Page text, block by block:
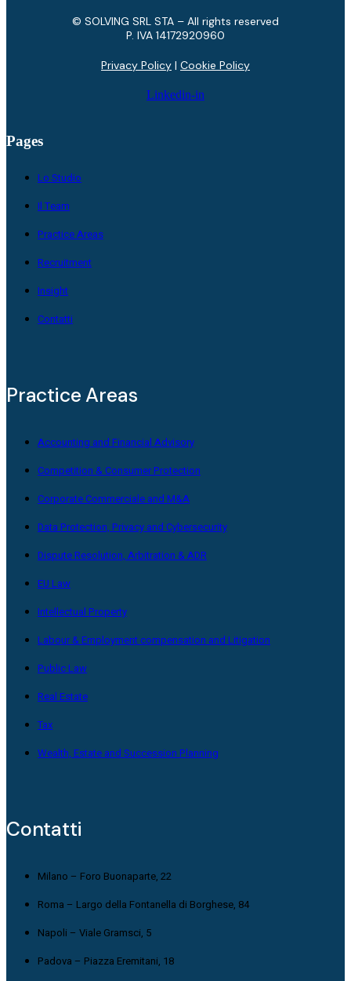
© SOLVING SRL STA – All rights reserved
P. IVA ​14172920960
Privacy Policy | Cookie Policy
Linkedin-in
Pages
Lo Studio
Il Team
Practice Areas
Recruitment
Insight
Contatti
Practice Areas
Accounting and Financial Advisory
Competition & Consumer Protection
Corporate Commerciale and M&A
Data Protection, Privacy and Cybersecurity
Dispute Resolution, Arbitration & ADR
EU Law
Intellectual Property
Labour & Employment compensation and Litigation
Public Law
Real Estate
Tax
Wealth, Estate and Succession Planning
Contatti
Milano – Foro Buonaparte, 22
Roma – Largo della Fontanella di Borghese, 84
Napoli – Viale Gramsci, 5
Padova – Piazza Eremitani, 18